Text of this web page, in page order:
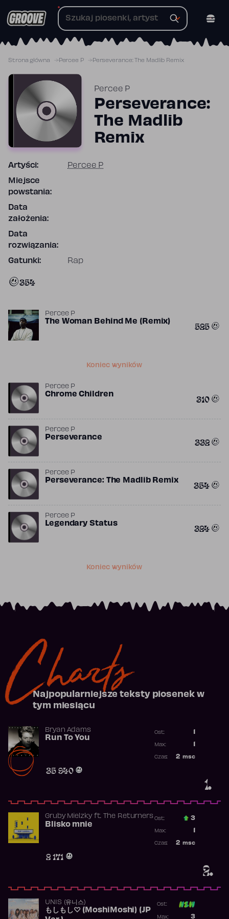
do
Strona główna Percee P Perseverance: The Madlib Remix
Percee P
Perseverance:
The Madlib
Remix
Artyści: Percee P
Miejsce
powstania:
Data
założenia:
Data
rozwiązania:
Gatunki: Rap
354
Percee P
The Woman Behind Me (Remix) 525
Koniec wyników
Percee P
Chrome Children 310
Percee P
Perseverance 332
Percee P
Perseverance: The Madlib Remix 354
Percee P
Legendary Status 324
Koniec wyników
Charts
Najpopularniejsze teksty piosenek w
tym miesiącu
1.
Bryan Adams
Run To You
35 940
Ost.:
Max:
2 msc
Czas:
2.
Gruby Mielzkyft. The Returners
Blisko mnie
2 171
Ost.: 3
Max:
2 msc
Czas:
UNIS (유니스)
もしもし♡ (MoshiMoshi) (JP
Ost:
3
Max: